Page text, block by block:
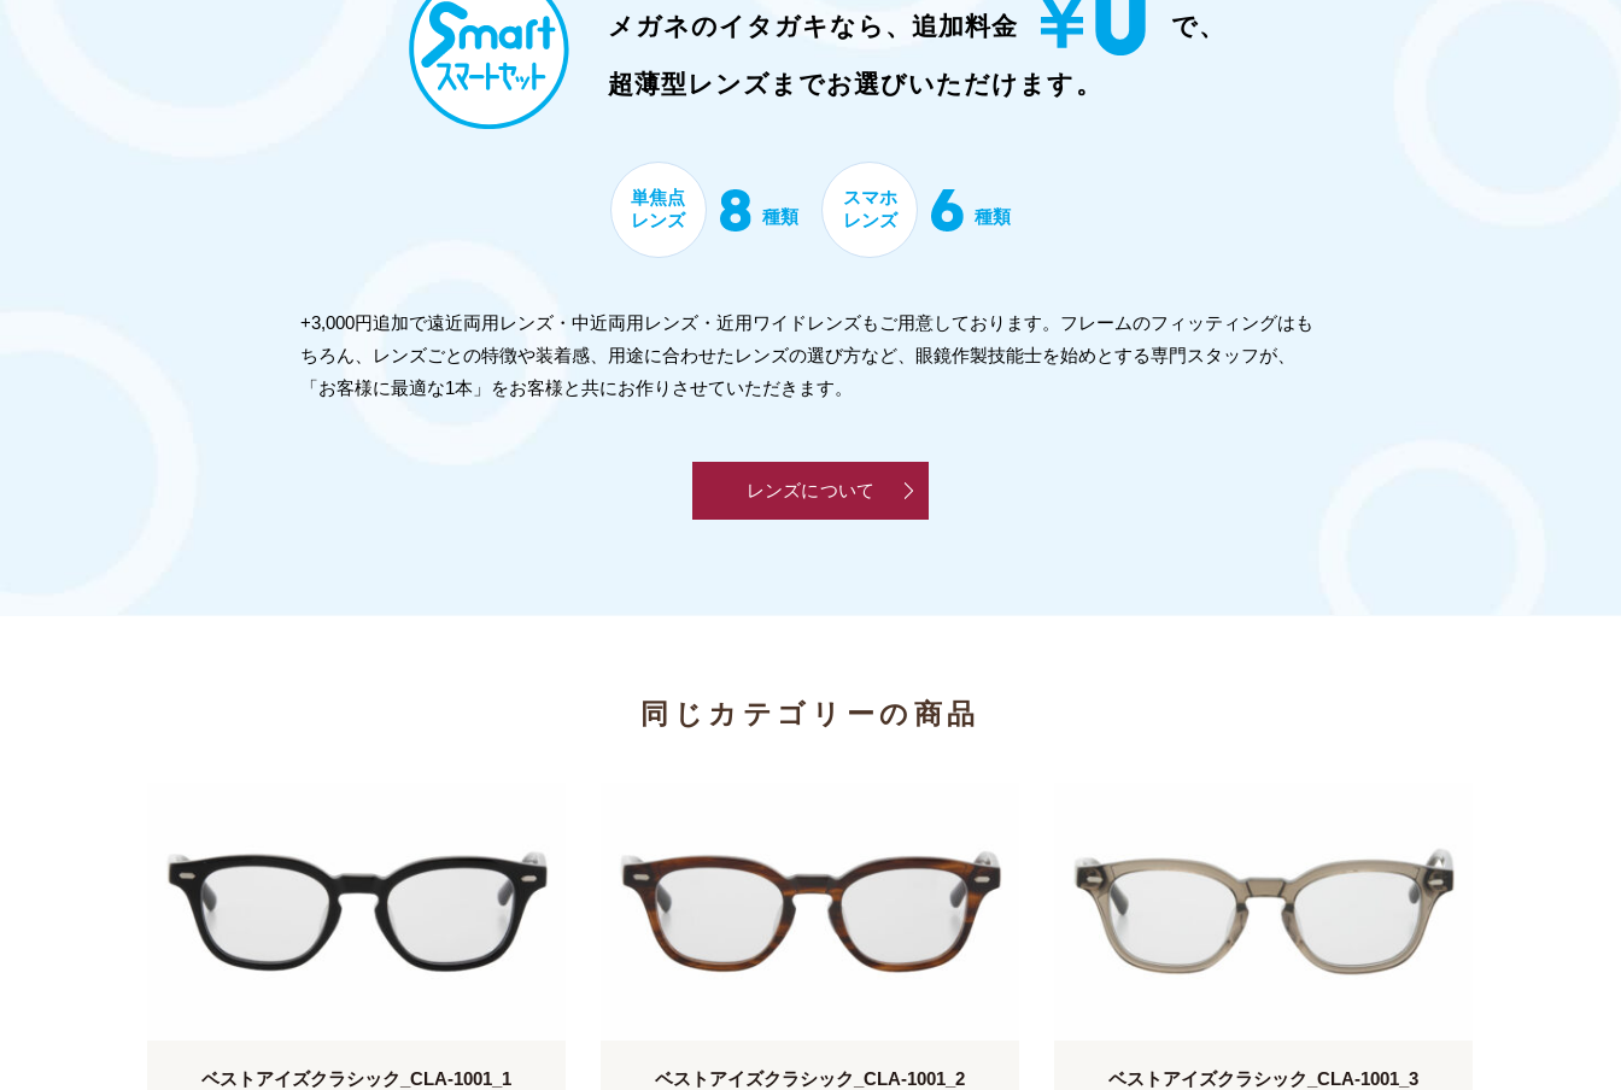
メガネのイタガキなら、追加料金 で、
超薄型レンズまでお選びいただけます。
単焦点
レンズ
種類
スマホ
レンズ
種類
+3,000円追加で遠近両用レンズ・中近両用レンズ・近用ワイドレンズもご用意しております。フレームのフィッティングはも
ちろん、レンズごとの特徴や装着感、用途に合わせたレンズの選び方など、眼鏡作製技能士を始めとする専門スタッフが、
「お客様に最適な1本」をお客様と共にお作りさせていただきます。
レンズについて
同じカテゴリーの商品
ベストアイズクラシック_CLA-1001_1 ベストアイズクラシック_CLA-1001_2 ベストアイズクラシック_CLA-1001_3